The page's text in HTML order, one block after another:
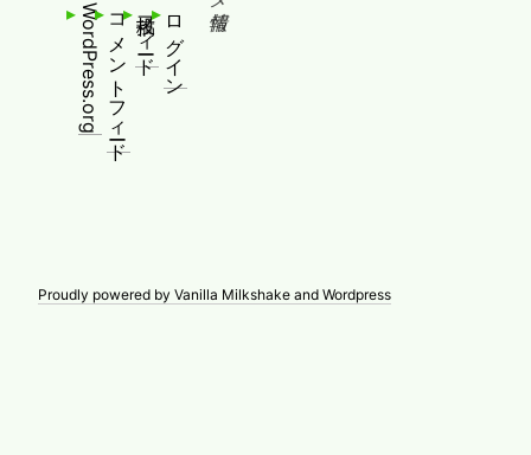
ログイン
投稿フィード
コメントフィード
WordPress.org
Proudly powered by Vanilla Milkshake and Wordpress